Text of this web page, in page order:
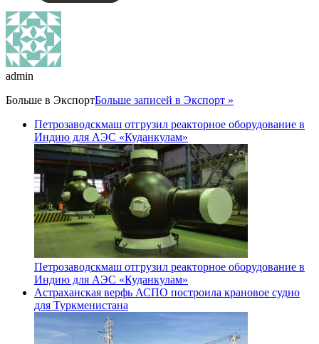
admin
Больше в ЭкспортБольше записей в Экспорт »
Петрозаводскмаш отгрузил реакторное оборудование в
Индию для АЭС «Куданкулам»
Петрозаводскмаш отгрузил реакторное оборудование в
Индию для АЭС «Куданкулам»
Астраханская верфь АСПО построила крановое судно
для Туркменистана